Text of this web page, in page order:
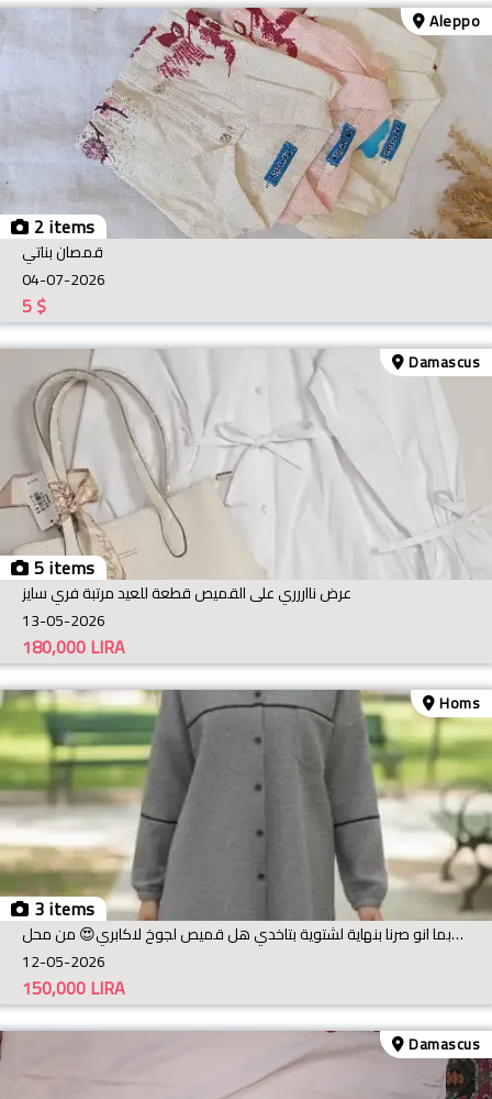
2 items
Aleppo
قمصان بناتي
04-07-2026
$
5
5 items
Damascus
عرض نااررري على القميص قطعة للعيد مرتبة فري سايز
13-05-2026
LIRA
180,000
3 items
Homs
وبما انو صرنا بنهاية لشتوية بتاخدي هل قميص لجوخ لاكابري😍 من محل Zena Stayl بس ب 150 الف😍🔥
12-05-2026
LIRA
150,000
Damascus